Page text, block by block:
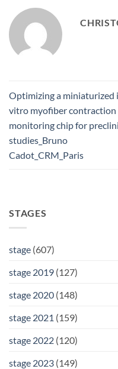
Optimizing a miniaturized
vitro myofiber contraction
monitoring chip for
studies_Bruno
Cadot_CRM_Paris
STAGES
stage (607)
stage 2019 (127)
stage 2020 (148)
stage 2021 (159)
stage 2022 (120)
stage 2023 (149)